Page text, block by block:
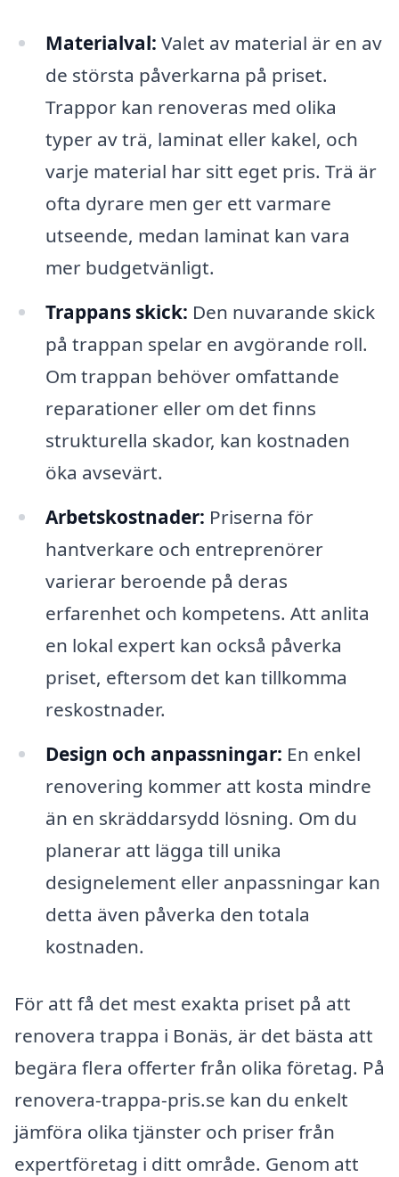
Materialval: Valet av material är en av
de största påverkarna på priset.
Trappor kan renoveras med olika
typer av trä, laminat eller kakel, och
varje material har sitt eget pris. Trä är
ofta dyrare men ger ett varmare
utseende, medan laminat kan vara
mer budgetvänligt.
Trappans skick: Den nuvarande skick
på trappan spelar en avgörande roll.
Om trappan behöver omfattande
reparationer eller om det finns
strukturella skador, kan kostnaden
öka avsevärt.
Arbetskostnader: Priserna för
hantverkare och entreprenörer
varierar beroende på deras
erfarenhet och kompetens. Att anlita
en lokal expert kan också påverka
priset, eftersom det kan tillkomma
reskostnader.
Design och anpassningar: En enkel
renovering kommer att kosta mindre
än en skräddarsydd lösning. Om du
planerar att lägga till unika
designelement eller anpassningar kan
detta även påverka den totala
kostnaden.
För att få det mest exakta priset på att
renovera trappa i Bonäs, är det bästa att
begära flera offerter från olika företag. På
renovera-trappa-pris.se kan du enkelt
jämföra olika tjänster och priser från
expertföretag i ditt område. Genom att